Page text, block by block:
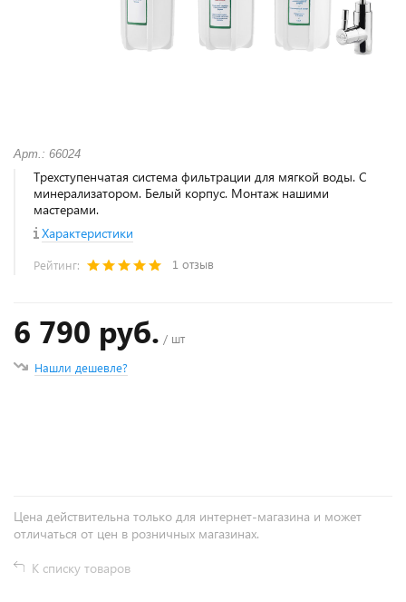
Арт.: 66024
Трехступенчатая система фильтрации для мягкой воды. С
минерализатором. Белый корпус. Монтаж нашими
мастерами.
Характеристики
Рейтинг: 1 отзыв
6 790 руб. / шт
Нашли дешевле?
Цена действительна только для интернет-магазина и может
отличаться от цен в розничных магазинах.
К списку товаров